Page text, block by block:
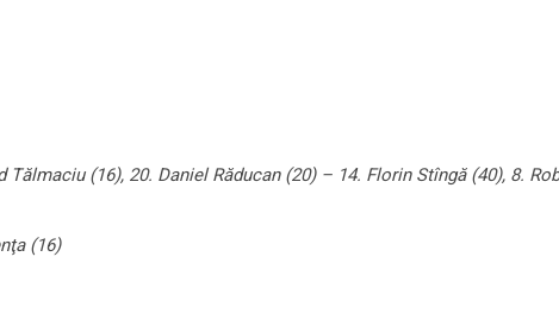
(16), 20. Daniel Răducan (20) – 14. Florin Stîngă (40), 8.
(16)